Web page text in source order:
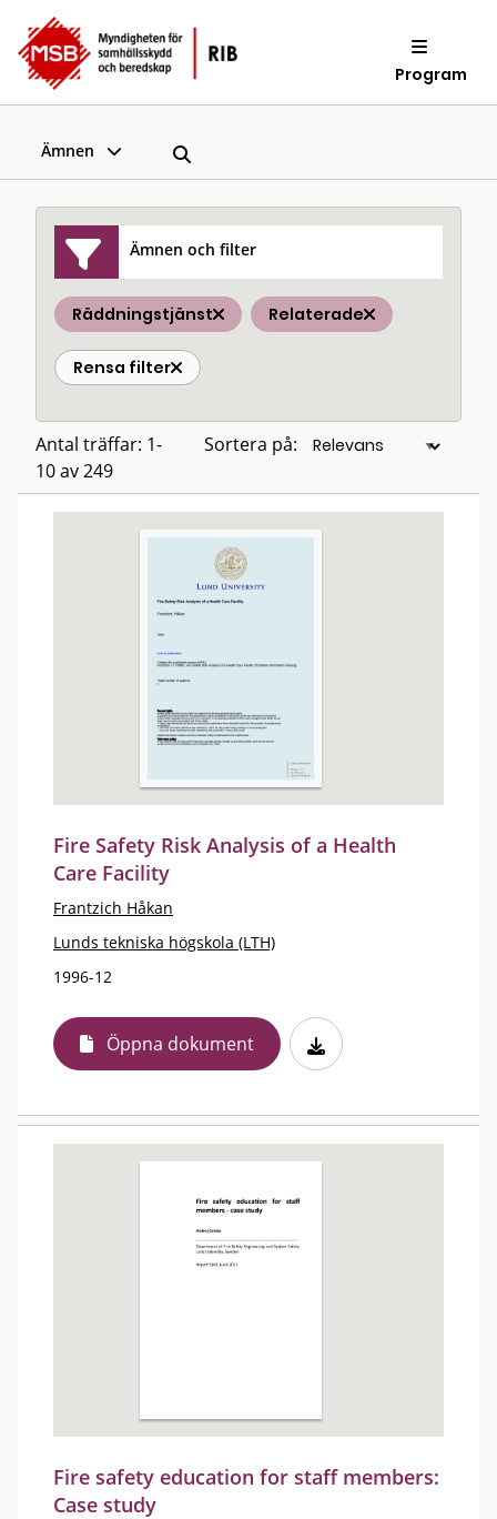
Program
Ämnen
Ämnen och filter
Räddningstjänst Relaterade
Rensa filter
Antal träffar: 1-
10 av 249
Sortera på:
Fire Safety Risk Analysis of a Health
Care Facility
Frantzich Håkan
Lunds tekniska högskola (LTH)
1996-12
Öppna dokument
Fire safety education for staff members:
Case study